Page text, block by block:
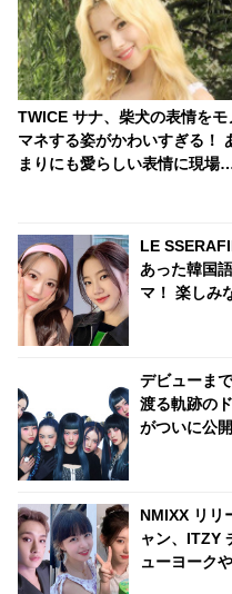
TWICE サナ、柴犬の表情をモ
マネする姿がかわいすぎる！
まりにも愛らしい表情に現場
[動画あり]
LE
あった韓国
マ！ 楽しみ
デビューま
渡る軌跡の
がついに公
NMIXX リリ
ャン、ITZY
ューヨーク